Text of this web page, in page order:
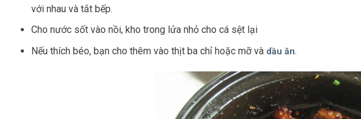
với nhau và tắt bếp.
Cho nước sốt vào nồi, kho trong lửa nhỏ cho cá sệt lại
Nếu thích béo, bạn cho thêm vào thịt ba chỉ hoặc mỡ và dầu ăn.